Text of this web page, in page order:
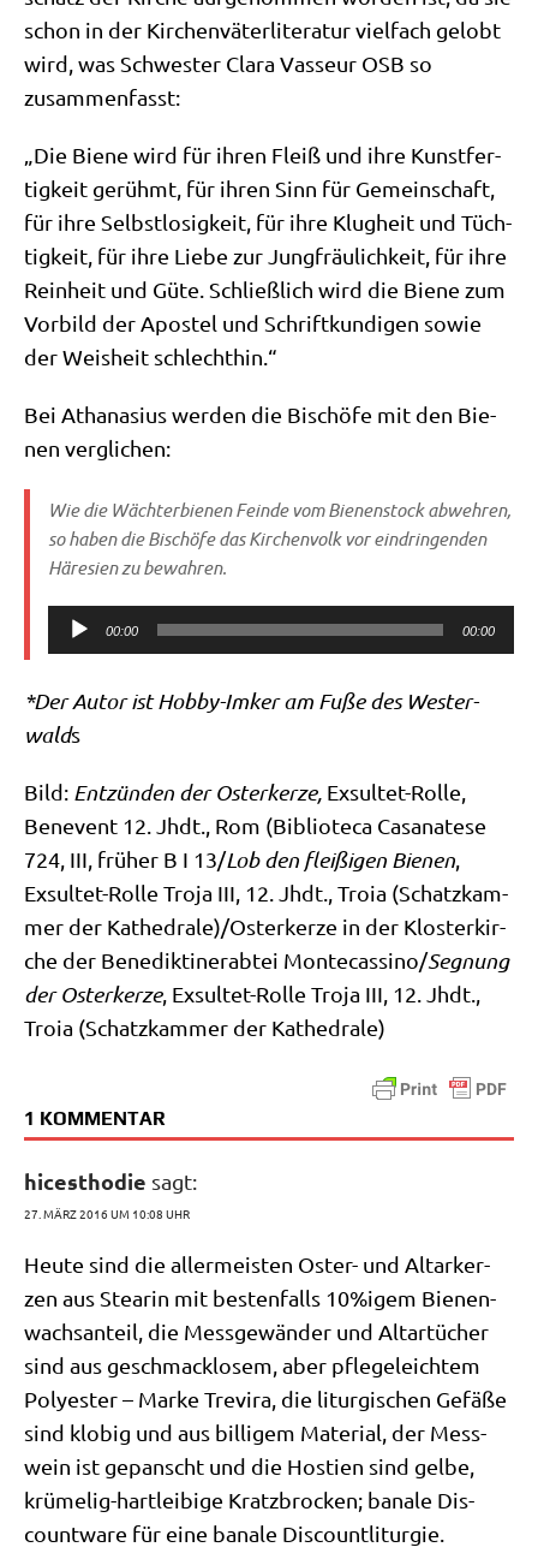
schon in der Kir­chen­vä­ter­li­te­ra­tur viel­fach gelobt
wird, was Schwe­ster Cla­ra Vas­seur OSB so
zusammenfasst:
„Die Bie­ne wird für ihren Fleiß und ihre Kunst­fer­
tig­keit gerühmt, für ihren Sinn für Gemein­schaft,
für ihre Selbst­lo­sig­keit, für ihre Klug­heit und Tüch­
tig­keit, für ihre Lie­be zur Jung­fräu­lich­keit, für ihre
Rein­heit und Güte. Schließ­lich wird die Bie­ne zum
Vor­bild der Apo­stel und Schrift­kun­di­gen sowie
der Weis­heit schlechthin.“
Bei Atha­na­si­us wer­den die Bischö­fe mit den Bie­
nen verglichen:
Wie die Wäch­ter­bie­nen Fein­de vom Bie­nen­stock abweh­ren,
so haben die Bischö­fe das Kir­chen­volk vor ein­drin­gen­den
Häre­si­en zu bewahren.
Audio-
Player
00:00 00:00
*Der Autor ist Hob­by-Imker am Fuße des Wester­
walds
Bild: Ent­zün­den der Oster­ker­ze, Exsul­tet-Rol­le,
Benevent 12. Jhdt., Rom (Biblio­te­ca Casa­na­te­se
724, III, frü­her B I 13/​Lob den flei­ßi­gen Bie­nen
Exsul­tet-Rol­le Tro­ja III, 12. Jhdt., Troia (Schatz­kam­
mer der Kathedrale)/Osterkerze in der Klo­ster­kir­
che der Bene­dik­ti­ner­ab­tei Montecassino/​Seg­nung
der Oster­ker­ze, Exsul­tet-Rol­le Tro­ja III, 12. Jhdt.,
Troia (Schatz­kam­mer der Kathedrale)
1 KOMMENTAR
hicesthodie sagt:
27. MÄRZ 2016 UM 10:08 UHR
Heu­te sind die aller­mei­sten Oster- und Altar­ker­
zen aus Stearin mit besten­falls 10%igem Bie­nen­
wachs­an­teil, die Mess­ge­wän­der und Altar­tü­cher
sind aus geschmack­lo­sem, aber pfle­ge­leich­tem
Poly­ester – Mar­ke Tre­vi­ra, die lit­ur­gi­schen Gefä­ße
sind klo­big und aus bil­li­gem Mate­ri­al, der Mess­
wein ist gepanscht und die Hosti­en sind gel­be,
krü­me­lig-hart­lei­bi­ge Kratz­brocken; bana­le Dis­
count­wa­re für eine bana­le Discountliturgie.